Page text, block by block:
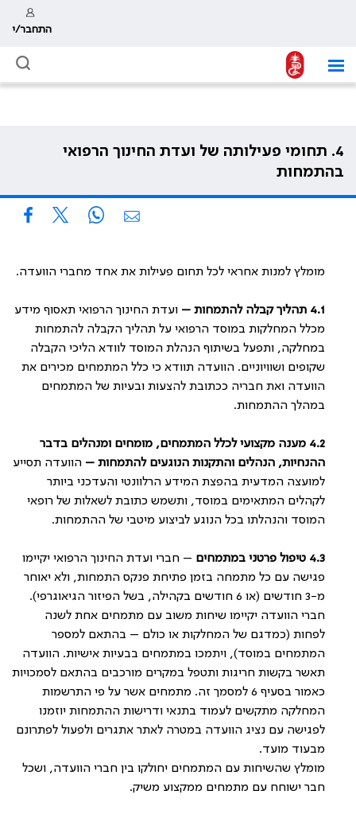
התחבר/י
4. תחומי פעילותה של ועדת החינוך הרפואי
בהתמחות
מומלץ למנות אחראי לכל תחום פעילות את אחד מחברי הוועדה.
4.1 תהליך קבלה להתמחות – ועדת החינוך הרפואי תאסוף מידע
מכלל המחלקות במוסד הרפואי על תהליך הקבלה להתמחות
במחלקה, ותפעל בשיתוף הנהלת המוסד לוודא הליכי הקבלה
שקופים ושוויוניים. הוועדה תוודא כי כלל המתמחים מכירים את
הוועדה ואת חבריה ככתובת להצעות ובעיות של המתמחים
במהלך ההתמחות.
4.2 מענה מקצועי לכלל המתמחים, מומחים ומנהלים בדבר
ההנחיות, הנהלים והתקנות הנוגעים להתמחות – הוועדה תסייע
למועצה המדעית בהפצת המידע הרלוונטי והעדכני ביותר
לקהלים המתאימים במוסד, ותשמש כתובת לשאלות של רופאי
המוסד והנהלתו בכל הנוגע לביצוע מיטבי של ההתמחות.
4.3 טיפול פרטני במתמחים – חברי ועדת החינוך הרפואי יקיימו
פגישה עם כל מתמחה בזמן פתיחת פנקס התמחות, ולא יאוחר
מ-3 חודשים (או 6 חודשים בקהילה, בשל הפיזור הגיאוגרפי).
חברי הוועדה יקיימו שיחות משוב עם מתמחים אחת לשנה
לפחות (כמדגם של המחלקות או כולם – בהתאם למספר
המתמחים במוסד), ויתמכו במתמחים בבעיות אישיות. הוועדה
תאשר בקשות חריגות ותטפל במקרים מורכבים בהתאם לסמכויות
כאמור בסעיף 6 למסמך זה. מתמחים אשר על פי התרשמות
המחלקה מתקשים לעמוד בתנאי ודרישות ההתמחות יוזמנו
לפגישה עם נציג הוועדה במטרה לאתר אתגרים ולפעול לפתרונם
מבעוד מועד.
מומלץ שהשיחות עם המתמחים יחולקו בין חברי הוועדה, ושכל
חבר ישוחח עם מתמחים ממקצוע משיק.